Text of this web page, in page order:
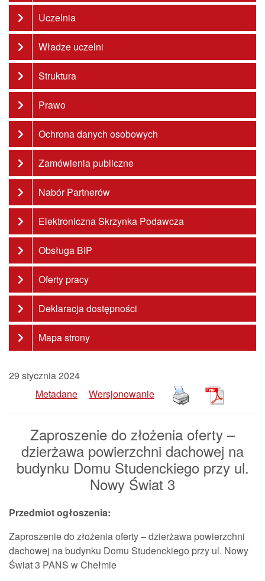
Uczelnia
Władze uczelni
Struktura
Prawo
Ochrona danych osobowych
Zamówienia publiczne
Nabór Partnerów
Elektroniczna Skrzynka Podawcza
Obsługa BIP
Oferty pracy
Deklaracja dostępności
Mapa strony
29 stycznia 2024
Metadane
Wersjonowanie
Zaproszenie do złożenia oferty –
dzierżawa powierzchni dachowej na
budynku Domu Studenckiego przy ul.
Nowy Świat 3
Przedmiot ogłoszenia:
Zaproszenie do złożenia oferty – dzierżawa powierzchni
dachowej na budynku Domu Studenckiego przy ul. Nowy
Świat 3 PANS w Chełmie